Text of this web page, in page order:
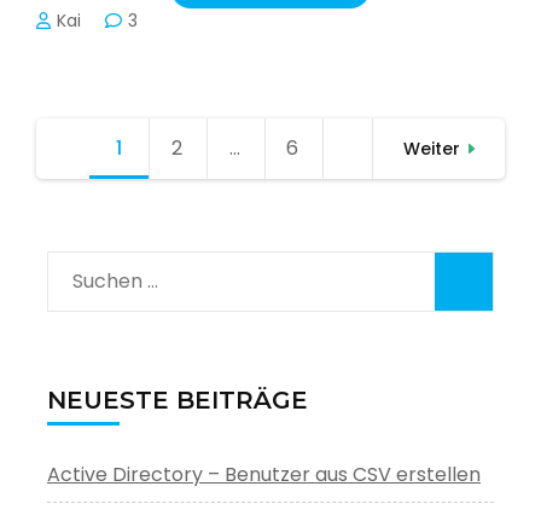
Kai 3
Seitennummerierung
1 Seite
2 … Seite
6 Weiter
Suchen
nach:
NEUESTE BEITRÄGE
Active Directory – Benutzer aus CSV erstellen